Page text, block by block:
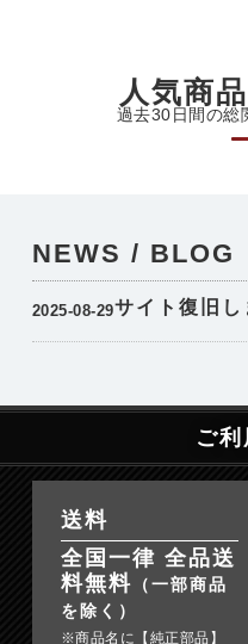
人気商
過去30日間の総
NEWS / BLOG
2025-08-29サイト復旧し
ご
送料
全国一律 全品送
料無料 （一部商品
を除く）
※商品名に【純正部品】